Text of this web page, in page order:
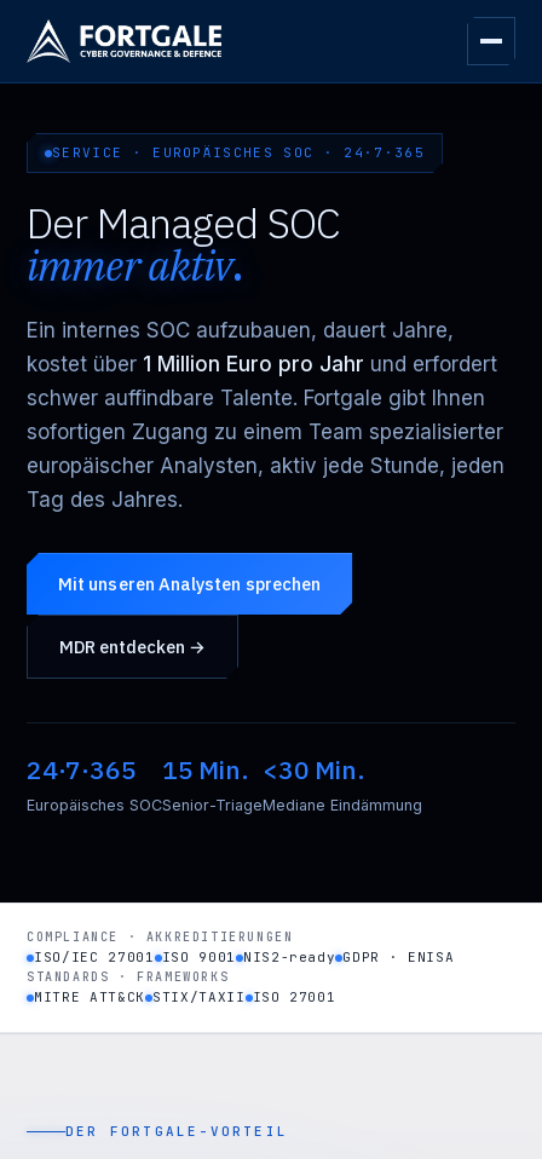
SERVICE · EUROPÄISCHES SOC · 24·7·365
Der Managed SOC
immer aktiv.
Ein internes SOC aufzubauen, dauert Jahre,
kostet über 1 Million Euro pro Jahr und erfordert
schwer auffindbare Talente. Fortgale gibt Ihnen
sofortigen Zugang zu einem Team spezialisierter
europäischer Analysten, aktiv jede Stunde, jeden
Tag des Jahres.
Mit unseren Analysten sprechen
MDR entdecken →
24·7·365
Europäisches SOC
15 Min.
Senior-Triage
<30 Min.
Mediane Eindämmung
COMPLIANCE · AKKREDITIERUNGEN
ISO/IEC 27001 ISO 9001 NIS2-ready GDPR · ENISA
STANDARDS · FRAMEWORKS
MITRE ATT&CK STIX/TAXII ISO 27001
DER FORTGALE-VORTEIL